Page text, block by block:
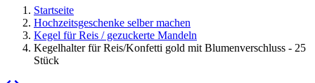
Startseite
Hochzeitsgeschenke selber machen
Kegel für Reis / gezuckerte Mandeln
Kegelhalter für Reis/Konfetti gold mit Blumenverschluss - 25
Stück